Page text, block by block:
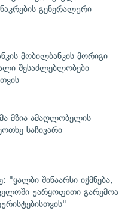
გენერალური
მობილბანკის მორიგი
შესაძლებლობები
მზია ამაღლობელის
საჩივარი
"ყალბი შინაარსი იქმნება,
უარყოფითი გარემოა